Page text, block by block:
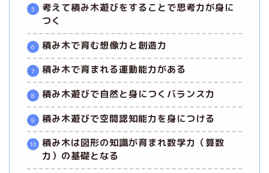
考えて積み木遊びをすることで思考力が身に
つく
積み木で育む想像力と創造力
積み木で育まれる運動能力がある
積み木遊びで自然と身につくバランス力
積み木遊びで空間認知能力を身につける
積み木は図形の知識が育まれ数学力（算数
力）の基礎となる